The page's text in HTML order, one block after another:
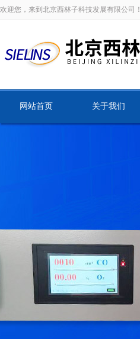
欢迎您，来到北京西林子科技发展有限公司！
网站首页 关于我们